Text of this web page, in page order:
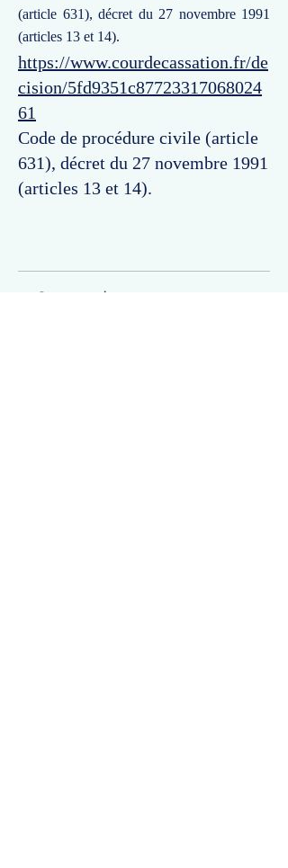
(article 631), décret du 27 novembre 1991
(articles 13 et 14).
https://www.courdecassation.fr/de
cision/5fd9351c87723317068024
61
Code de procédure civile (article
631), décret du 27 novembre 1991
(articles 13 et 14).
Commentaires